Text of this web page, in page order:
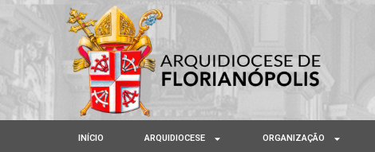
INÍCIO ARQUIDIOCESE ORGANIZAÇÃO